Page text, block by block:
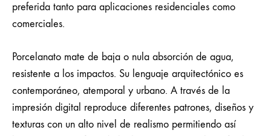
preferida tanto para aplicaciones residenciales como
comerciales.
Porcelanato mate de baja o nula absorción de agua,
resistente a los impactos. Su lenguaje arquitectónico es
contemporáneo, atemporal y urbano. A través de la
impresión digital reproduce diferentes patrones, diseños y
texturas con un alto nivel de realismo permitiendo así